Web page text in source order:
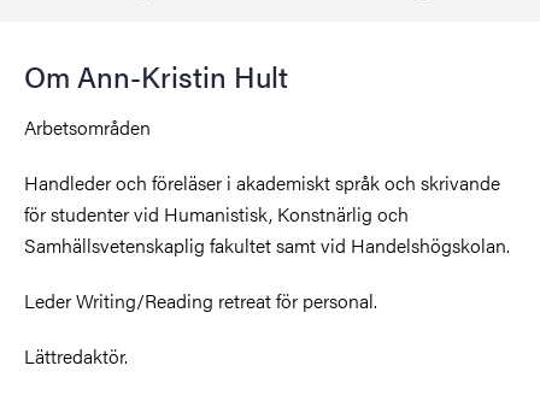
Om Ann-Kristin Hult
Arbetsområden
Handleder och föreläser i akademiskt språk och skrivande
för studenter vid Humanistisk, Konstnärlig och
Samhällsvetenskaplig fakultet samt vid Handelshögskolan.
Leder Writing/Reading retreat för personal.
Lättredaktör.